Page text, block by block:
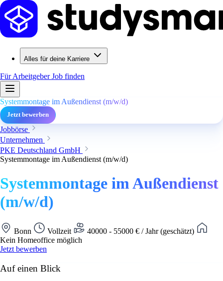
Alles für deine Karriere
Für ArbeitgeberJob finden
Systemmontage im Außendienst (m/w/d)
Jetzt bewerben
Jobbörse
Unternehmen
PKE Deutschland GmbH
Systemmontage im Außendienst (m/w/d)
Systemmontage im Außendienst
(m/w/d)
Bonn Vollzeit
40000 - 55000 € / Jahr (geschätzt)
Kein Homeoffice möglich
Jetzt bewerben
Auf einen Blick